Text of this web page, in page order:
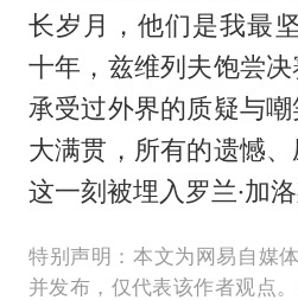
长岁月，他们是我最
十年，兹维列夫饱尝
承受过外界的质疑与
大满贯，所有的遗憾
这一刻被埋入罗兰·加
特别声明：本文为网易自媒
并发布，仅代表该作者观点